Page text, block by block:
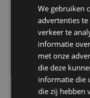
Selecteer een
en
Abarth
We gebruiken
advertenties
verkeer te
informatie
met onze
die deze
informatie die
die zij hebben